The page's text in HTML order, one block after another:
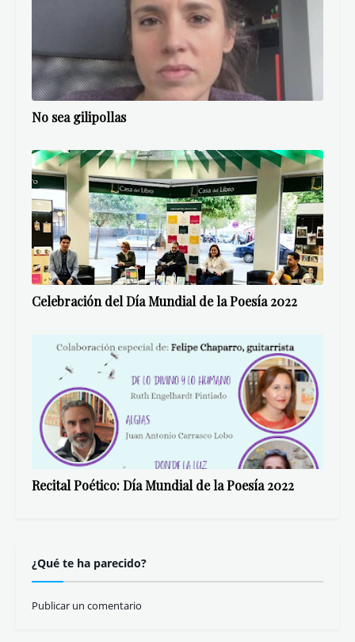
No sea gilipollas
Celebración del Día Mundial de la Poesía 2022
Recital Poético: Día Mundial de la Poesía 2022
¿Qué te ha parecido?
Publicar un comentario